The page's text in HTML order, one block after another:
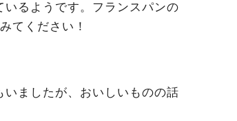
るようです。フランスパンの
てください！
いましたが、おいしいものの話